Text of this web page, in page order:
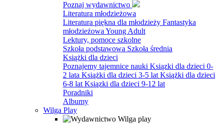
Poznaj wydawnictwo
Literatura młodzieżowa
Literatura piękna dla młodzieży Fantastyka
młodzieżowa Young Adult
Lektury, pomoce szkolne
Szkoła podstawowa Szkoła średnia
Książki dla dzieci
Poznajemy tajemnice nauki Ksiązki dla dzieci 0-
2 lata Książki dla dzieci 3-5 lat Książki dla dzieci
6-8 lat Ksiązki dla dzieci 9-12 lat
Poradniki
Albumy
Wilga Play